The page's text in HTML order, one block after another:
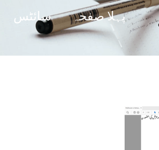
پہلا صفحہ سائٹس